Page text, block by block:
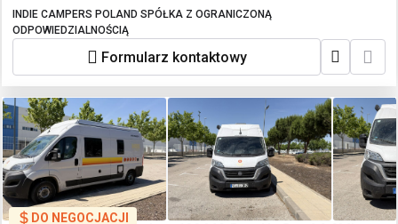
INDIE CAMPERS POLAND SPÓŁKA Z OGRANICZONĄ
ODPOWIEDZIALNOŚCIĄ
Formularz kontaktowy
DO NEGOCJACJI